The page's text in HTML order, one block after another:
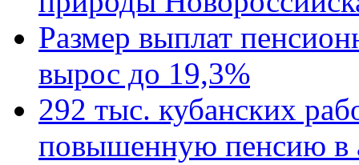
Размер выплат
вырос до 19,3%
292 тыс. кубанских
повышенную пенсию в